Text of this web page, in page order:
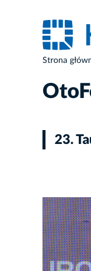
Strona
23.